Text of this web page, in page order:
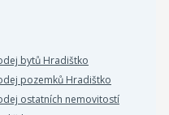
bytů Hradištko
pozemků Hradištko
ostatních nemovitostí